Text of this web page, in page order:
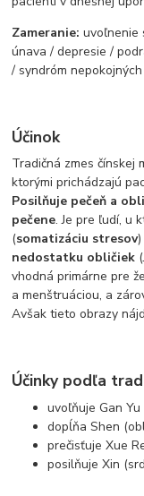
Zameranie:uvoľnenie
únava / depresie /
/ syndróm
Účinok
Tradičná zmes čínskej
ktorými prichádzajú
Posilňuje pečeň a
pečene. Je pre ľudí, u
(somatizáciu stresov
nedostatku obličiek
vhodná primárne pre
a menštruáciou, a
Avšak tieto obrazy
Účinky podľa
uvoľňuje Gan
dopĺňa Shen
prečisťuje Xue
posilňuje Xin